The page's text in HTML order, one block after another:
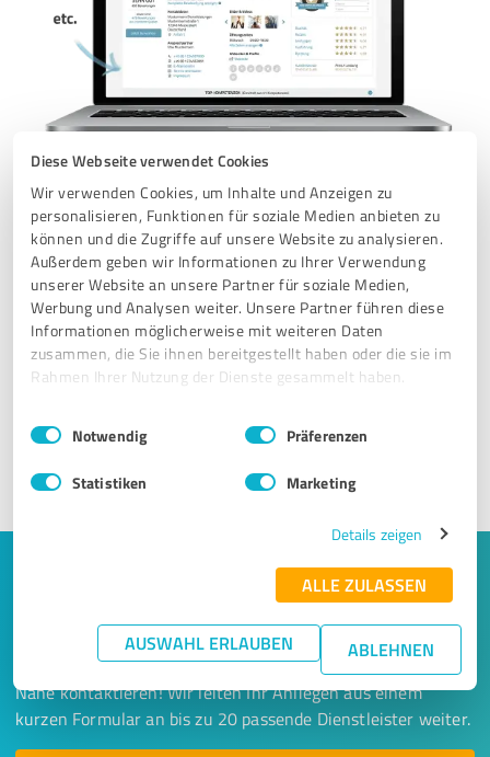
Diese Webseite verwendet Cookies
Wir verwenden Cookies, um Inhalte und Anzeigen zu
personalisieren, Funktionen für soziale Medien anbieten zu
können und die Zugriffe auf unsere Website zu analysieren.
Außerdem geben wir Informationen zu Ihrer Verwendung
unserer Website an unsere Partner für soziale Medien,
Werbung und Analysen weiter. Unsere Partner führen diese
Informationen möglicherweise mit weiteren Daten
zusammen, die Sie ihnen bereitgestellt haben oder die sie im
Rahmen Ihrer Nutzung der Dienste gesammelt haben.
Impressum Datenschutzbestimmungen
Einwilligungsauswahl
Notwendig Präferenzen
Statistiken Marketing
Details zeigen
ALLE ZULASSEN
AUSWAHL ERLAUBEN ABLEHNEN
Wir präsentieren: Die beliebtesten Dienstleister in der
Nähe, die bei ProvenExpert und in über 529 anderen
Portalen bewertet wurden. Aus 0 Kategorien wählen
Kunden im ExpertCompass das Unternehmen, dem sie am
meisten vertrauen. Sind Sie als Unternehmer schon bei
ProvenExpert.com? Erstellen Sie hier kostenfrei Ihr Profil
und lassen Sie Ihr Unternehmen von zufriedenen Kunden
Keine Zeit für lange Recherchen und E-
Mails? Jetzt Angebote empfangen!
Lassen Sie sich einfach von passenden Experten in Ihrer
Nähe kontaktieren! Wir leiten Ihr Anliegen aus einem
kurzen Formular an bis zu 20 passende Dienstleister weiter.